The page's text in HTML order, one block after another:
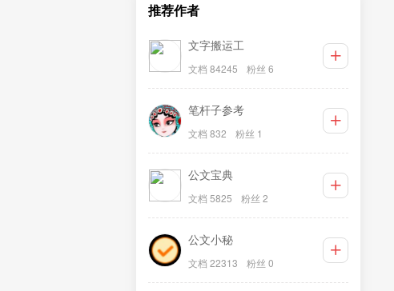
推荐作者
文字搬运工
文档 84245 粉丝 6
笔杆子参考
文档 832 粉丝 1
公文宝典
文档 5825 粉丝 2
公文小秘
文档 22313 粉丝 0